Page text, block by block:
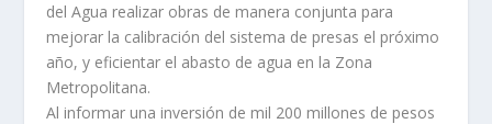
del Agua realizar obras de manera conjunta para
mejorar la calibración del sistema de presas el próximo
año, y eficientar el abasto de agua en la Zona
Metropolitana.
Al informar una inversión de mil 200 millones de pesos